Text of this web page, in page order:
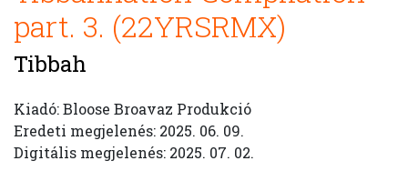
part. 3. (22YRSRMX)
Tibbah
Kiadó: Bloose Broavaz Produkció
Eredeti megjelenés: 2025. 06. 09.
Digitális megjelenés: 2025. 07. 02.